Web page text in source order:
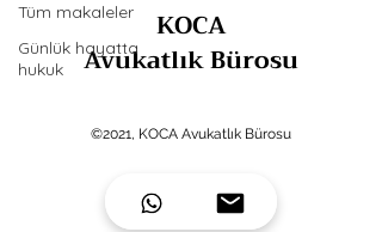
Tüm makaleler
Günlük hayatta
hukuk
KOCA
Avukatlık Bürosu
©2021, KOCA Avukatlık Bürosu